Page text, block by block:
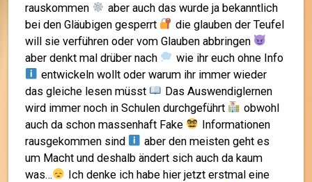
rauskommen
aber auch das wurde ja bekanntlich
bei den Gläubigen gesperrt
die glauben der Teufel
will sie verführen oder vom Glauben abbringen
aber denkt mal drüber nach
wie ihr euch ohne Info
entwickeln wollt oder warum ihr immer wieder
das gleiche lesen müsst
Das Auswendiglernen
wird immer noch in Schulen durchgeführt
obwohl
auch da schon massenhaft Fake
Informationen
rausgekommen sind
aber den meisten geht es
um Macht und deshalb ändert sich auch da kaum
was…
Ich denke ich habe hier jetzt erstmal eine